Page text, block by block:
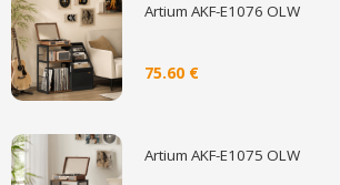
Artium AKF-E1076 OLW
75.60 €
Artium AKF-E1075 OLW